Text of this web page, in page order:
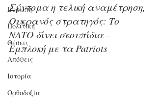
Ευρώπη
Πολιτική
Θέσεις
Απόψεις
Ιστορία
Ορθοδοξία
Σύντομα η τελική αναμέτρηση,
Ουκρανός στρατηγός: Το
ΝΑΤΟ δίνει σκουπίδια –
Εμπλοκή με τα Patriots